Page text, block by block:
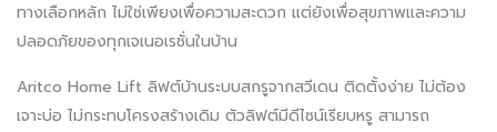
ทางเลือกหลัก ไม่ใช่เพียงเพื่อความสะดวก แต่ยังเพื่อสุขภาพและความ
ปลอดภัยของทุกเจเนอเรชั่นในบ้าน
Aritco Home Lift ลิฟต์บ้านระบบสกรูจากสวีเดน ติดตั้งง่าย ไม่ต้อง
เจาะบ่อ ไม่กระทบโครงสร้างเดิม ตัวลิฟต์มีดีไซน์เรียบหรู สามารถ